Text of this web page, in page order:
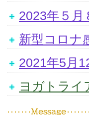
2023年５月
新型コロナ
2021年5月
ヨガトライ